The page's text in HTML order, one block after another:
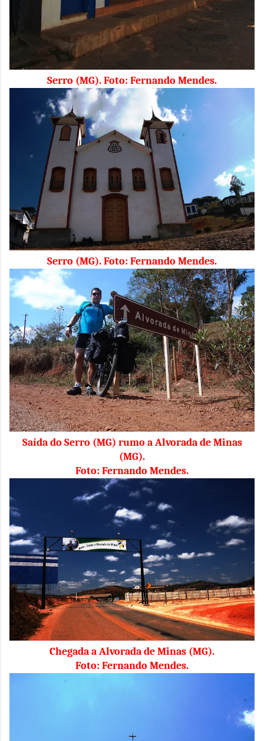
Serro (MG). Foto: Fernando Mendes.
Serro (MG). Foto: Fernando Mendes.
Saída do Serro (MG) rumo a Alvorada de Minas
(MG).
Foto: Fernando Mendes.
Chegada a Alvorada de Minas (MG).
Foto: Fernando Mendes.